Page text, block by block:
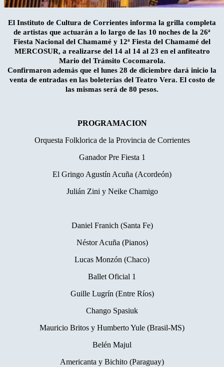
El Instituto de Cultura de Corrientes informa la grilla completa
de artistas que actuarán a lo largo de las 10 noches de la 26ª
Fiesta Nacional del Chamamé y 12ª Fiesta del Chamamé del
MERCOSUR, a realizarse del 14 al 14 al 23 en el anfiteatro
Mario del Tránsito Cocomarola.
Confirmaron además que el lunes 28 de diciembre dará inicio la
venta de entradas en las boleterías del Teatro Vera. El costo de
las mismas será de 80 pesos.
PROGRAMACION
Orquesta Folklorica de la Provincia de Corrientes
Ganador Pre Fiesta 1
El Gringo Agustín Acuña (Acordeón)
Julián Zini y Neike Chamigo
Daniel Franich (Santa Fe)
Néstor Acuña (Pianos)
Lucas Monzón (Chaco)
Ballet Oficial 1
Guille Lugrín (Entre Ríos)
Chango Spasiuk
Mauricio Britos y Humberto Yule (Brasil-MS)
Belén Majul
Americanta y Bichito (Paraguay)